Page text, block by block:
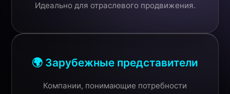
Идеально для отраслевого продвижения.
🌍 Зарубежные представители
Компании, понимающие потребности